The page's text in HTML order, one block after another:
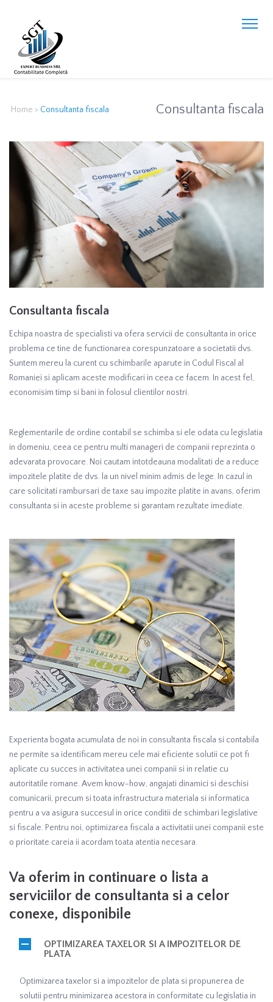
Home > Consultanta fiscala Consultanta fiscala
Consultanta fiscala
Echipa noastra de specialisti va ofera servicii de consultanta in orice
problema ce tine de functionarea corespunzatoare a societatii dvs.
Suntem mereu la curent cu schimbarile aparute in Codul Fiscal al
Romaniei si aplicam aceste modificari in ceea ce facem. In acest fel,
economisim timp si bani in folosul clientilor nostri.
Reglementarile de ordine contabil se schimba si ele odata cu legislatia
in domeniu, ceea ce pentru multi manageri de companii reprezinta o
adevarata provocare. Noi cautam intotdeauna modalitati de a reduce
impozitele platite de dvs. la un nivel minim admis de lege. In cazul in
care solicitati rambursari de taxe sau impozite platite in avans, oferim
consultanta si in aceste probleme si garantam rezultate imediate.
Experienta bogata acumulata de noi in consultanta fiscala si contabila
ne permite sa identificam mereu cele mai eficiente solutii ce pot fi
aplicate cu succes in activitatea unei companii si in relatie cu
autoritatile romane. Avem know-how, angajati dinamici si deschisi
comunicarii, precum si toata infrastructura materiala si informatica
pentru a va asigura succesul in orice conditii de schimbari legislative
si fiscale. Pentru noi, optimizarea fiscala a activitatii unei companii este
o prioritate careia ii acordam toata atentia necesara.
Va oferim in continuare o lista a
serviciilor de consultanta si a celor
conexe, disponibile
OPTIMIZAREA TAXELOR SI A IMPOZITELOR DE
PLATA
Optimizarea taxelor si a impozitelor de plata si propunerea de
solutii pentru minimizarea acestora in conformitate cu legislatia in